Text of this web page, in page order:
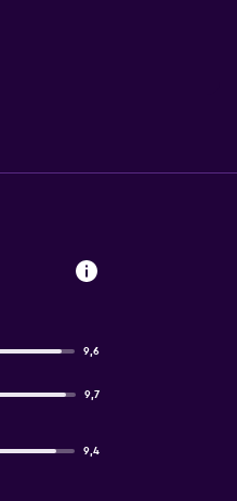
9,6
9,7
9,4